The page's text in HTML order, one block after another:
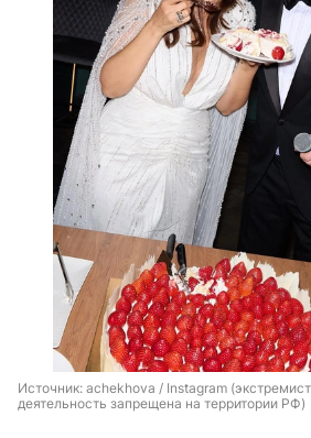
Источник: achekhova / Instagram
деятельность запрещена на территории РФ)